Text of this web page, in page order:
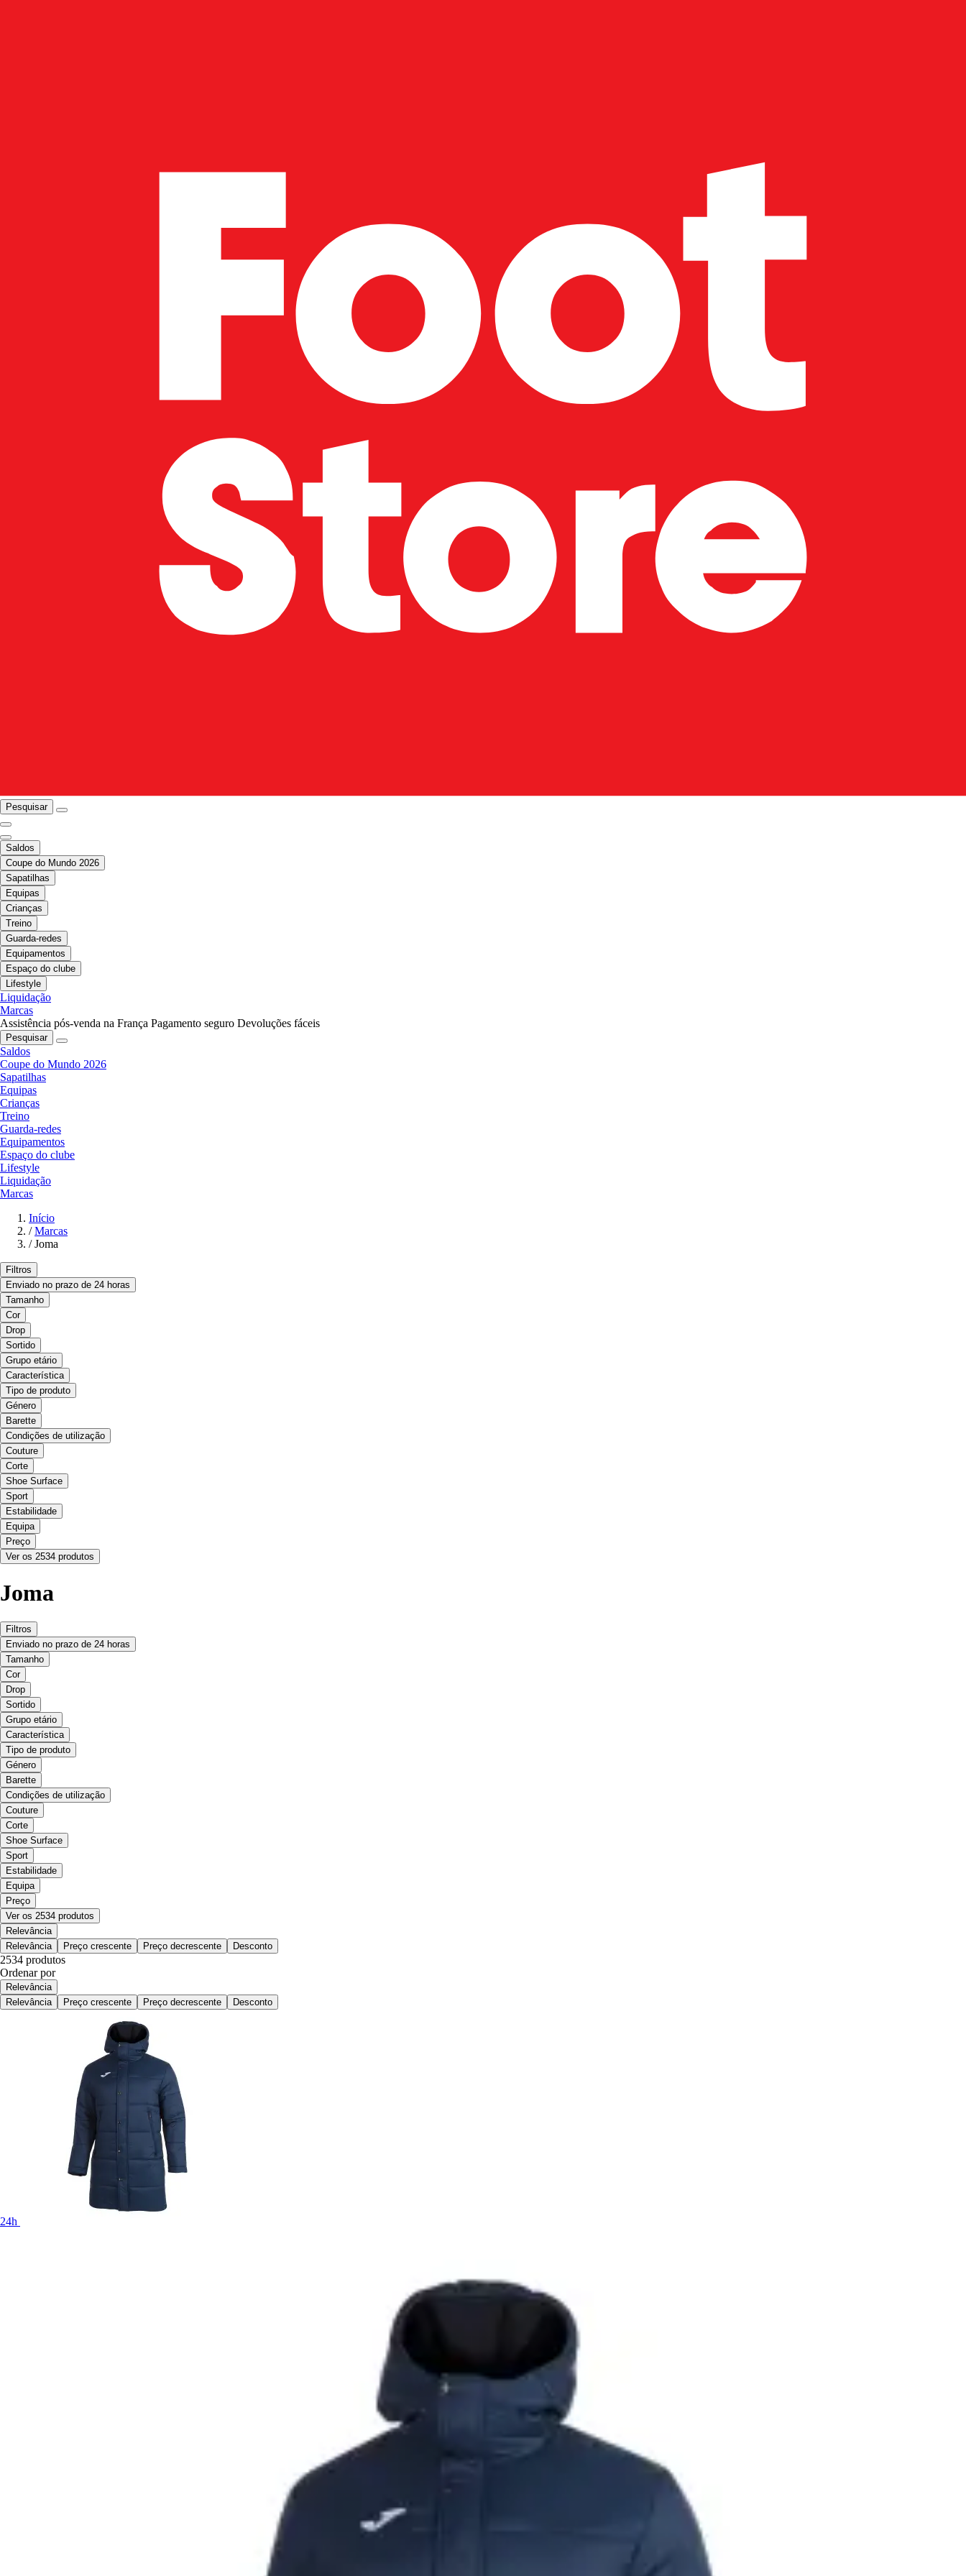
Pesquisar
Saldos
Coupe do Mundo 2026
Sapatilhas
Equipas
Crianças
Treino
Guarda-redes
Equipamentos
Espaço do clube
Lifestyle
Liquidação
Marcas
Assistência pós-venda na França Pagamento seguro Devoluções fáceis
Pesquisar
Saldos
Coupe do Mundo 2026
Sapatilhas
Equipas
Crianças
Treino
Guarda-redes
Equipamentos
Espaço do clube
Lifestyle
Liquidação
Marcas
Início
/ Marcas
/ Joma
Filtros
Enviado no prazo de 24 horas
Tamanho
Cor
Drop
Sortido
Grupo etário
Característica
Tipo de produto
Género
Barette
Condições de utilização
Couture
Corte
Shoe Surface
Sport
Estabilidade
Equipa
Preço
Ver os 2534 produtos
Joma
Filtros
Enviado no prazo de 24 horas
Tamanho
Cor
Drop
Sortido
Grupo etário
Característica
Tipo de produto
Género
Barette
Condições de utilização
Couture
Corte
Shoe Surface
Sport
Estabilidade
Equipa
Preço
Ver os 2534 produtos
Relevância
Relevância
Preço crescente Preço decrescente Desconto
2534 produtos
Ordenar por
Relevância
Relevância
Preço crescente Preço decrescente Desconto
24h